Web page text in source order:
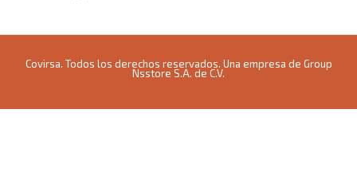
Covirsa. Todos los derechos reservados. Una empresa de Group
Nsstore S.A. de C.V.